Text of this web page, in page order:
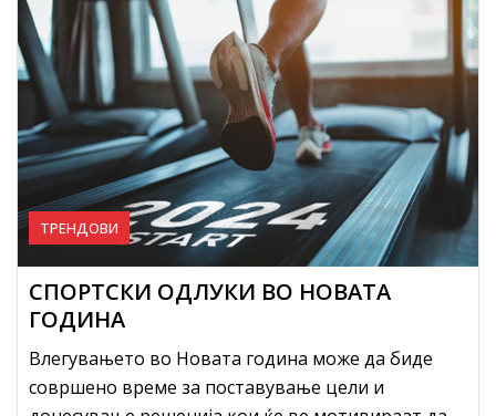
ТРЕНДОВИ
СПОРТСКИ ОДЛУКИ ВО НОВАТА
ГОДИНА
Влегувањето во Новата година може да биде
совршено време за поставување цели и